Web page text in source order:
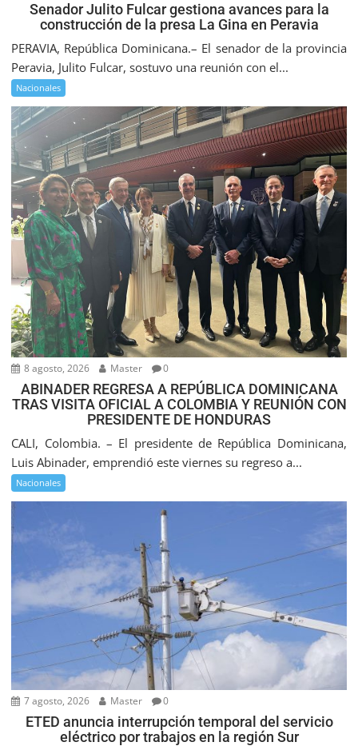
Senador Julito Fulcar gestiona avances para la
construcción de la presa La Gina en Peravia
PERAVIA, República Dominicana.– El senador de la provincia
Peravia, Julito Fulcar, sostuvo una reunión con el...
Nacionales
8 agosto, 2026 Master 0
ABINADER REGRESA A REPÚBLICA DOMINICANA
TRAS VISITA OFICIAL A COLOMBIA Y REUNIÓN CON
PRESIDENTE DE HONDURAS
CALI, Colombia. – El presidente de República Dominicana,
Luis Abinader, emprendió este viernes su regreso a...
Nacionales
7 agosto, 2026 Master 0
ETED anuncia interrupción temporal del servicio
eléctrico por trabajos en la región Sur